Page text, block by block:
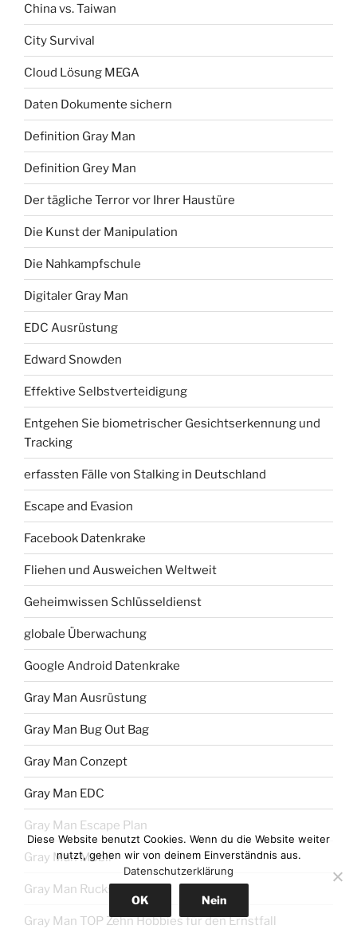
China vs. Taiwan
City Survival
Cloud Lösung MEGA
Daten Dokumente sichern
Definition Gray Man
Definition Grey Man
Der tägliche Terror vor Ihrer Haustüre
Die Kunst der Manipulation
Die Nahkampfschule
Digitaler Gray Man
EDC Ausrüstung
Edward Snowden
Effektive Selbstverteidigung
Entgehen Sie biometrischer Gesichtserkennung und
Tracking
erfassten Fälle von Stalking in Deutschland
Escape and Evasion
Facebook Datenkrake
Fliehen und Ausweichen Weltweit
Geheimwissen Schlüsseldienst
globale Überwachung
Google Android Datenkrake
Gray Man Ausrüstung
Gray Man Bug Out Bag
Gray Man Conzept
Gray Man EDC
Gray Man Escape Plan
Gray Man Mobil
Gray Man Rucksack
Gray Man TOP Zehn Hobbies für den Ernstfall
Diese Website benutzt Cookies. Wenn du die Website weiter
nutzt, gehen wir von deinem Einverständnis aus.
Datenschutzerklärung
OK Nein